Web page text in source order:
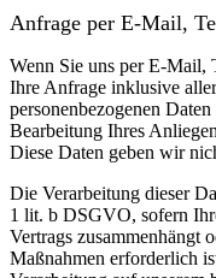
Anfrage per E-Mail,
Wenn Sie uns per E-Mail,
Ihre Anfrage inklusive
personenbezogenen
Bearbeitung Ihres
Diese Daten geben wir
Die Verarbeitung dieser
1 lit. b DSGVO, sofern
Vertrags zusammenhängt
Maßnahmen erforderlich